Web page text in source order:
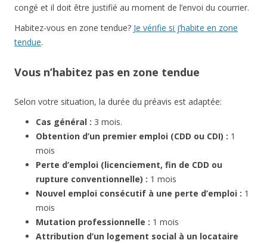
congé et il doit être justifié au moment de l’envoi du courrier.
Habitez-vous en zone tendue? Je vérifie si j’habite en zone
tendue.
Vous n’habitez pas en zone tendue
Selon votre situation, la durée du préavis est adaptée:
Cas général : 3 mois.
Obtention d’un premier emploi (CDD ou CDI) : 1
mois
Perte d’emploi (licenciement, fin de CDD ou
rupture conventionnelle) : 1 mois
Nouvel emploi consécutif à une perte d’emploi : 1
mois
Mutation professionnelle : 1 mois
Attribution d’un logement social à un locataire